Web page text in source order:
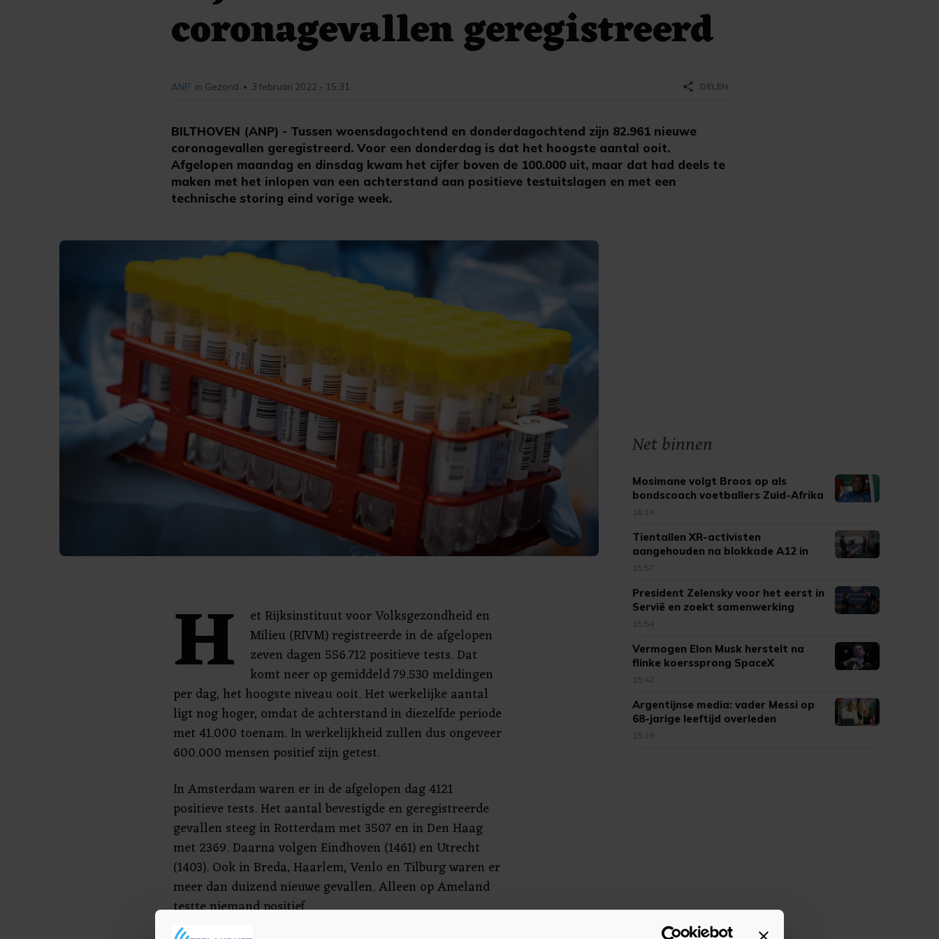
coronagevallen geregistreerd
BILTHOVEN (ANP) - Tussen woensdagochtend en donderdagochtend zijn 82.961 nieuwe
coronagevallen geregistreerd. Voor een donderdag is dat het hoogste aantal ooit.
Afgelopen maandag en dinsdag kwam het cijfer boven de 100.000 uit, maar dat had deels te
maken met het inlopen van een achterstand aan positieve testuitslagen en met een
technische storing eind vorige week.
ANP in Gezond • 3 februari 2022 - 15:31 share DELEN
H
et Rijksinstituut voor Volksgezondheid en
Milieu (RIVM) registreerde in de afgelopen
zeven dagen 556.712 positieve tests. Dat
komt neer op gemiddeld 79.530 meldingen
per dag, het hoogste niveau ooit. Het werkelijke aantal
ligt nog hoger, omdat de achterstand in diezelfde periode
met 41.000 toenam. In werkelijkheid zullen dus ongeveer
600.000 mensen positief zijn getest.
In Amsterdam waren er in de afgelopen dag 4121
positieve tests. Het aantal bevestigde en geregistreerde
gevallen steeg in Rotterdam met 3507 en in Den Haag
met 2369. Daarna volgen Eindhoven (1461) en Utrecht
(1403). Ook in Breda, Haarlem, Venlo en Tilburg waren er
meer dan duizend nieuwe gevallen. Alleen op Ameland
testte niemand positief.
Net binnen
Mosimane volgt Broos op als
bondscoach voetballers Zuid-Afrika
16:14
Tientallen XR-activisten
aangehouden na blokkade A12 in
Den Haag
15:57
President Zelensky voor het eerst in
Servië en zoekt samenwerking
15:54
Vermogen Elon Musk herstelt na
flinke koerssprong SpaceX
15:42
Argentijnse media: vader Messi op
68-jarige leeftijd overleden
15:19